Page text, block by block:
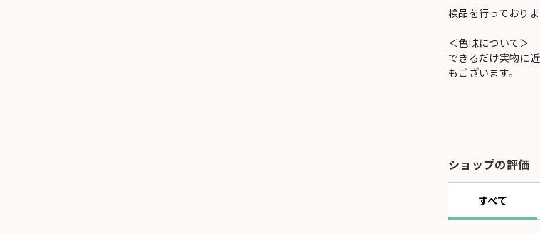
検品を行っており
＜色味について＞
できるだけ実物に
もございます。
ショップの評価
すべて